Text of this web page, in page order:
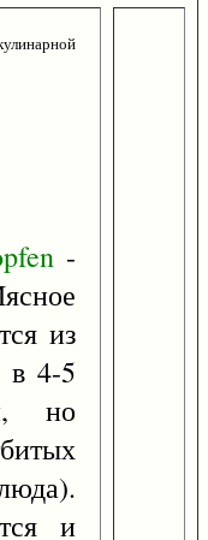
-
из
в 4-5
но
и